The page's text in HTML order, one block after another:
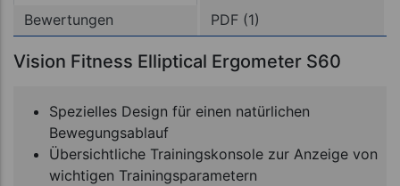
Bewertungen
PDF (1)
Vision Fitness Elliptical Ergometer S60
Spezielles Design für einen natürlichen
Bewegungsablauf
Übersichtliche Trainingskonsole zur Anzeige von
wichtigen Trainingsparametern